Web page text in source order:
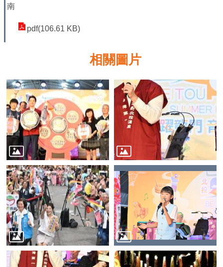
全
電
話
資
訊
南
pdf(106.61 KB)
相關圖片